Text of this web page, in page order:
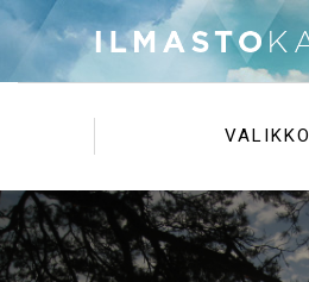
VALIKKO